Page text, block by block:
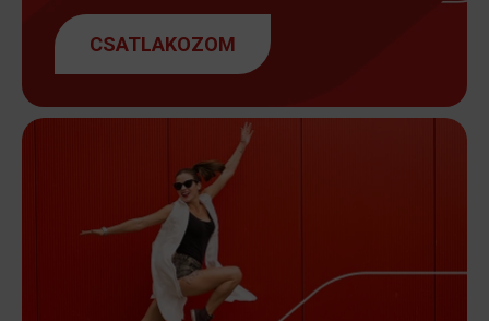
CSATLAKOZOM